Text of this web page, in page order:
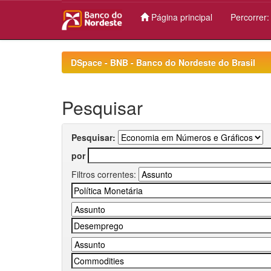
Página principal Percorrer:
DSpace - BNB - Banco do Nordeste do Brasil
Pesquisar
Pesquisar:
por
Filtros correntes: